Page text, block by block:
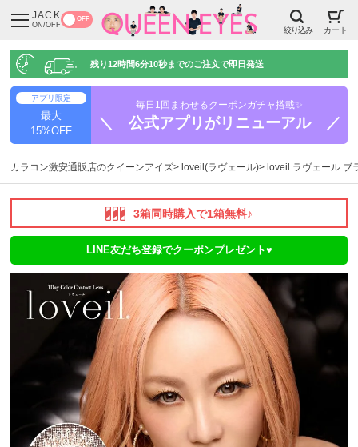
JACK
ON/OFF
OFF
絞り込み カート
残り12時間6分9秒までのご注文で即日発送
アプリ限定
最大
15%OFF
毎日1回まわせるクーポンガチャ搭載✨
＼ 公式アプリがリニューアル ／
カラコン激安通販店のクイーンアイズ loveil(ラヴェール) loveil ラヴェール ブ
3箱同時購入で1箱無料♪
LINE友だち登録でクーポンプレゼント♥